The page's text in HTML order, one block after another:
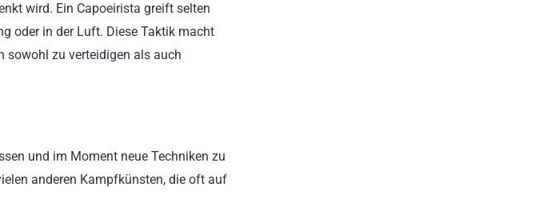
wird. Ein Capoeirista greift selten
oder in der Luft. Diese Taktik macht
sowohl zu verteidigen als auch
und im Moment neue Techniken zu
anderen Kampfkünsten, die oft auf